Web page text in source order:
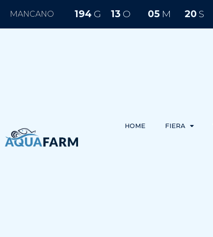
MANCANO 194 G 13 O 05 M 20 S
HOME FIERA